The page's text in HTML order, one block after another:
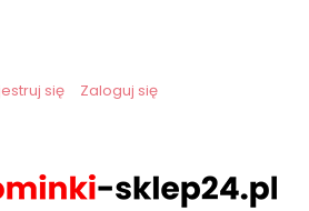
się Zaloguj się